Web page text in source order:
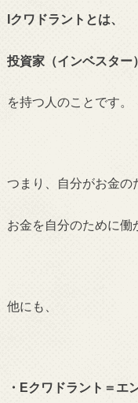
Iクワドラントとは、
投資家（インベスター
を持つ人 のこと です。
つまり、自分がお金の
お金を自分のために働
他にも、
・Eクワドラント＝エ